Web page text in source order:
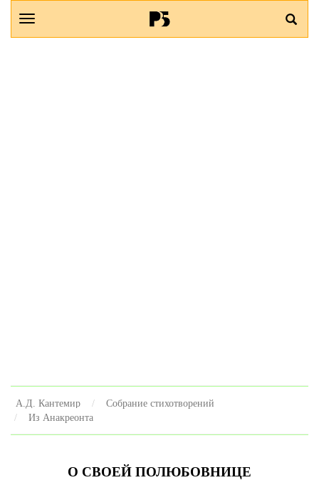
А.Д. Кантемир
Собрание стихотворений
Из Анакреонта
О СВОЕЙ ПОЛЮБОВНИЦЕ